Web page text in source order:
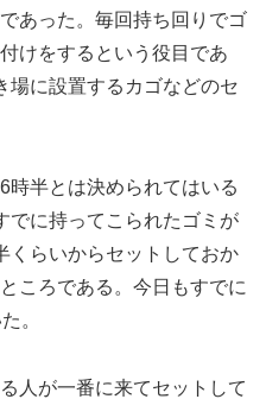
あった。毎回持ち回りでゴ
けをするという役目であ
場に設置するカゴなどのセ
時半とは決められてはいる
でに持ってこられたゴミが
くらいからセットしておか
ころである。今日もすでに
。
人が一番に来てセットして